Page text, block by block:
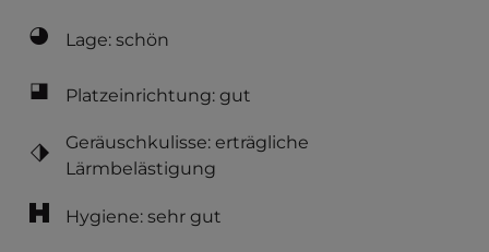
Lage: schön
Platzeinrichtung: gut
Geräuschkulisse: erträgliche
Lärmbelästigung
Hygiene: sehr gut